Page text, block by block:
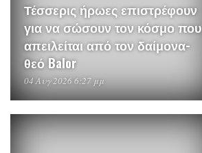
Τέσσερις ήρωες επιστρέφουν
για να σώσουν τον κόσμο που
απειλείται από τον δαίμονα-
θεό Balor
04 Αυγ 2026 6:27 μμ